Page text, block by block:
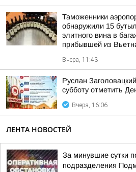
Таможенники
обнаружили 15
элитного вина в
прибывшей из
Вчера, 11:43
Руслан
субботу отметить
Вчера, 16:06
ЛЕНТА НОВОСТЕЙ
За минувшие сутки
подразделения